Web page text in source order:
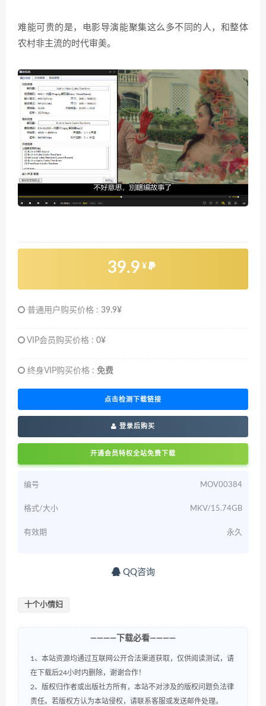
难能可贵的是，电影导演能聚集这么多不同的人，和整体
农村非主流的时代审美。
39.9 ¥
普通用户购买价格 : 39.9¥
VIP会员购买价格 : 0¥
终身VIP购买价格 : 免费
点击检测下载链接
登录后购买
开通会员特权全站免费下载
编号 MOV00384
格式/大小 MKV/15.74GB
有效期 永久
QQ咨询
十个小情妇
————下载必看————
1、本站资源均通过互联网公开合法渠道获取，仅供阅读测试，请
在下载后24小时内删除，谢谢合作！
2、版权归作者或出版社方所有，本站不对涉及的版权问题负法律
责任。若版权方认为本站侵权，请联系客服或发送邮件处理。